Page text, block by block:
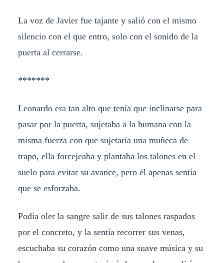
La voz de Javier fue tajante y salió con el mismo
silencio con el que entro, solo con el sonido de la
puerta al cerrarse.
*******
Leonardo era tan alto que tenía que inclinarse para
pasar por la puerta, sujetaba a la humana con la
misma fuerza con que sujetaría una muñeca de
trapo, ella forcejeaba y plantaba los talones en el
suelo para evitar su avance, pero él apenas sentía
que se esforzaba.
Podía oler la sangre salir de sus talones raspados
por el concreto, y la sentía recorrer sus venas,
escuchaba su corazón como una suave música y su